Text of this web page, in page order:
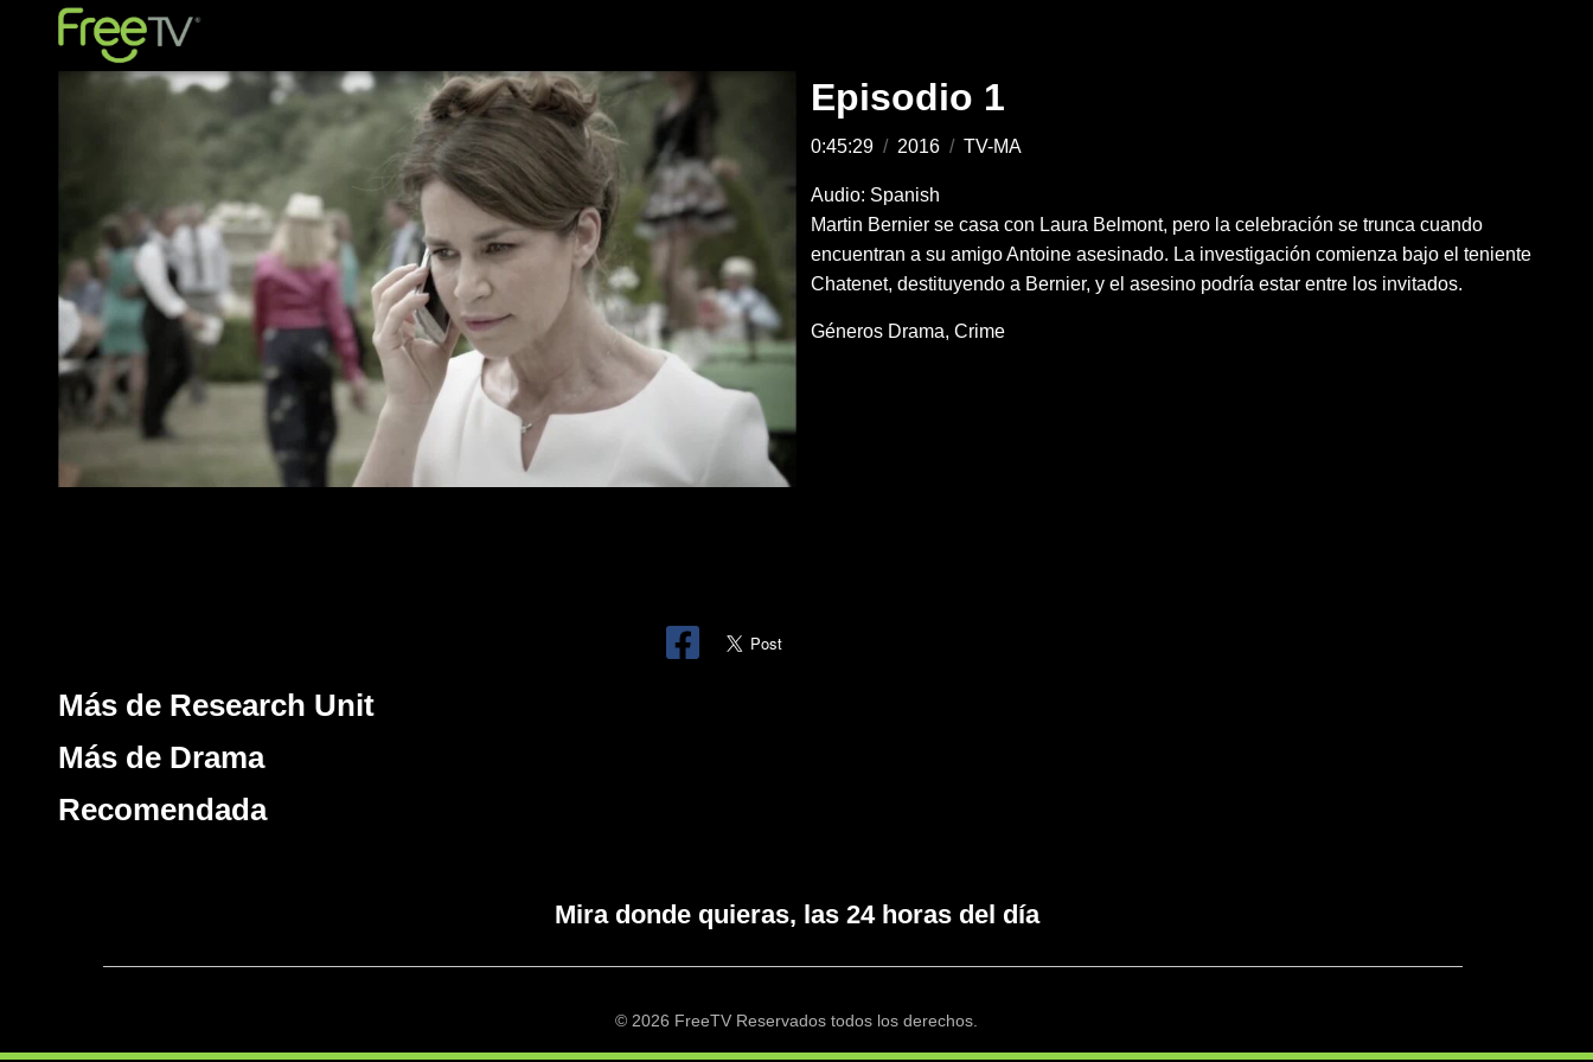
Episodio 1
0:45:29 / 2016 / TV-MA
Audio: Spanish
Martin Bernier se casa con Laura Belmont, pero la celebración se trunca cuando
encuentran a su amigo Antoine asesinado. La investigación comienza bajo el teniente
Chatenet, destituyendo a Bernier, y el asesino podría estar entre los invitados.
Géneros Drama Crime
Más de Research Unit
Más de Drama
Recomendada
Mira donde quieras, las 24 horas del día
© 2026 FreeTV Reservados todos los derechos.